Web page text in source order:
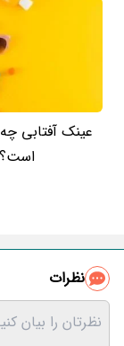
عینک آفتابی
است؟
نظرات